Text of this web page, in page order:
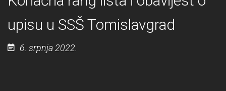
upisu u SSŠ Tomislavgrad
6. srpnja 2022.